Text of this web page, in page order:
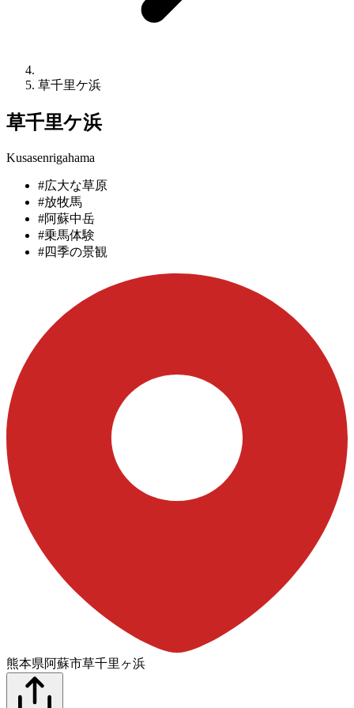
草千里ケ浜
草千里ケ浜
Kusasenrigahama
#広大な草原
#放牧馬
#阿蘇中岳
#乗馬体験
#四季の景観
熊本県阿蘇市草千里ヶ浜